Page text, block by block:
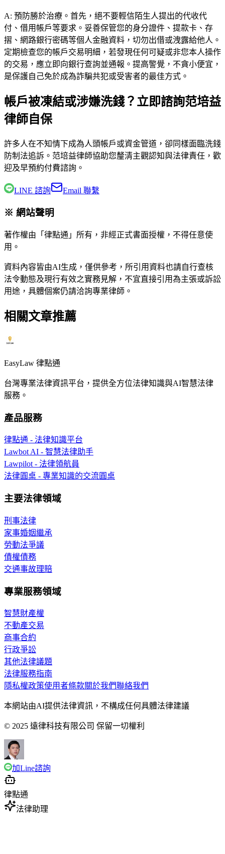
A: 預防勝於治療。首先，絕不要輕信陌生人提出的代收代
付、借用帳戶等要求。妥善保管您的身分證件、提款卡、存
摺、網路銀行密碼等個人金融資料，切勿出借或洩露給他人。
定期檢查您的帳戶交易明細，若發現任何可疑或非您本人操作
的交易，應立即向銀行查詢並通報。提高警覺，不貪小便宜，
是保護自己免於成為詐騙共犯或受害者的最佳方式。
帳戶被凍結或涉嫌洗錢？立即諮詢范培益
律師自保
許多人在不知情下成為人頭帳戶或資金管道，卻同樣面臨洗錢
防制法追訴。 范培益律師協助您釐清主觀認知與法律責任，歡
迎及早預約付費諮詢。
LINE 諮詢 Email 聯繫
※ 網站聲明
著作權由「律點通」所有，非經正式書面授權，不得任意使
用。
資料內容皆由AI生成，僅供參考，所引用資料也請自行查核
法令動態及現行有效之實務見解，不宜直接引用為主張或訴訟
用途，具體個案仍請洽詢專業律師。
相關文章推薦
EasyLaw 律點通
台灣專業法律資訊平台，提供全方位法律知識與AI智慧法律
服務。
產品服務
律點通 - 法律知識平台
Lawbot AI - 智慧法律助手
Lawpilot - 法律領航員
法律圓桌 - 專業知識的交流圓桌
主要法律領域
刑事法律
家事婚姻繼承
勞動法爭議
債權債務
交通事故理賠
專業服務領域
智慧財產權
不動產交易
商事合約
行政爭訟
其他法律議題
法律服務指南
隱私權政策使用者條款關於我們聯絡我們
本網站由AI提供法律資訊，不構成任何具體法律建議
© 2025 遠律科技有限公司 保留一切權利
加Line諮詢
律點通
法律助理